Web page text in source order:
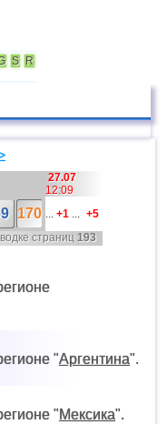
S
R
27.07
12:09
170 ...+1 ... +5
страниц 193
"Аргентина".
"Мексика".